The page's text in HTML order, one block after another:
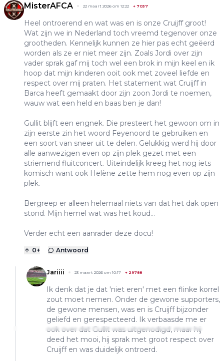
MisterAFCA 22 maart 2026 om 12:22 + 7037
Heel ontroerend en wat was en is onze Cruijff groot!
Wat zijn we in Nederland toch vreemd tegenover onze
grootheden. Kennelijk kunnen ze hier pas echt geëerd
worden als ze er niet meer zijn. Zoals Jordi over zijn
vader sprak gaf mij toch wel een brok in mijn keel en ik
hoop dat mijn kinderen ooit ook met zoveel liefde en
respect over mij praten. Het statement wat Cruijff in
Barca heeft gemaakt door zijn zoon Jordi te noemen,
wauw wat een held en baas ben je dan!
Gullit blijft een engnek. Die presteert het gewoon om in
zijn eerste zin het woord Feyenoord te gebruiken en
een soort van sneer uit te delen. Gelukkig werd hij door
alle aanwezigen even op zijn plek gezet met een
striemend fluitconcert. Uiteindelijk kreeg het nog iets
komisch want ook Helène zette hem nog even op zijn
plek.
Bergreep er alleen helemaal niets van dat het dak open
stond. Mijn hemel wat was het koud…
Verder echt een aanrader deze docu!
0+ Antwoord
Jariiii 23 maart 2026 om 10:17 + 29788
Ik denk dat je dat 'niet eren' met een flinke korrel
zout moet nemen. Onder de gewone supporters,
de gewone mensen, was en is Cruijff bijzonder
geliefd en gerespecteerd. Ik verbaasde me er
ook over dat Gullit was uitgenodigd, maar hij
deed het mooi, hij sprak met groot respect over
Cruijff en was duidelijk ontroerd.